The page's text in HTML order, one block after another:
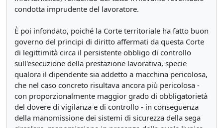
condotta imprudente del lavoratore.
È poi infondato, poiché la Corte territoriale ha fatto buon
governo del principi di diritto affermati da questa Corte
di legittimità circa il persistente obbligo di controllo
sull'esecuzione della prestazione lavorativa, specie
qualora il dipendente sia addetto a macchina pericolosa,
che nel caso concreto risultava ancora più pericolosa -
con proporzionalmente maggior grado di obbligatorietà
del dovere di vigilanza e di controllo - in conseguenza
della manomissione dei sistemi di sicurezza della sega